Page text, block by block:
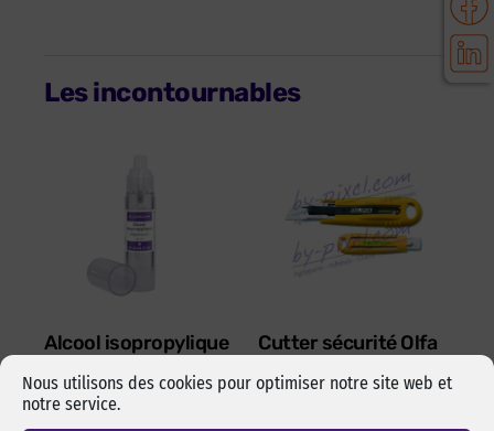
Nous utilisons des cookies pour optimiser notre site web et
notre service.
Les incontournables
Alcool isopropylique
50 ml
Spray de 50 ml d’alcool
Cutter sécurité Olfa
Cutter sécurité Olfa SK-4